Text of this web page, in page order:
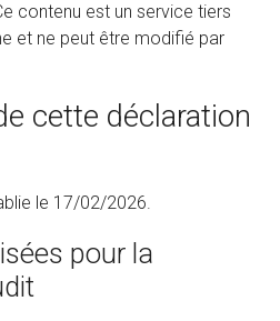
contenu est un service tiers
et ne peut être modifié par
cette déclaration
le 17/02/2026.
pour la